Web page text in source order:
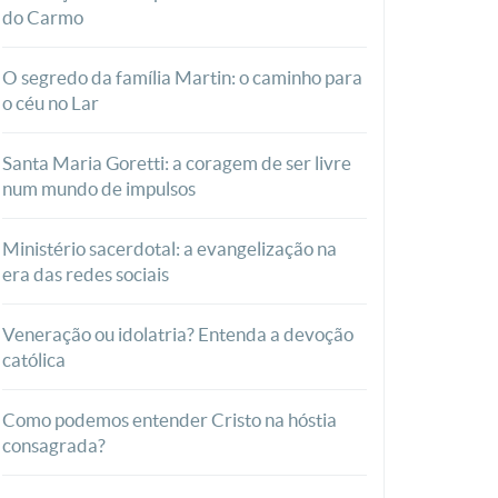
do Carmo
O segredo da família Martin: o caminho para
o céu no Lar
Santa Maria Goretti: a coragem de ser livre
num mundo de impulsos
Ministério sacerdotal: a evangelização na
era das redes sociais
Veneração ou idolatria? Entenda a devoção
católica
Como podemos entender Cristo na hóstia
consagrada?